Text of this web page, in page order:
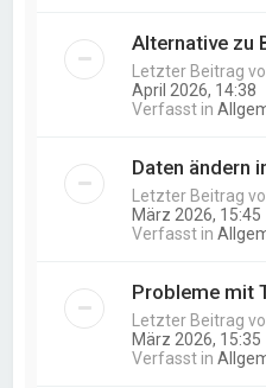
Alternative zu
Letzter Beitrag
April 2026, 14:38
Verfasst in
Daten ändern
Letzter Beitrag
März 2026, 15:45
Verfasst in
Probleme mit
Letzter Beitrag
März 2026, 15:35
Verfasst in